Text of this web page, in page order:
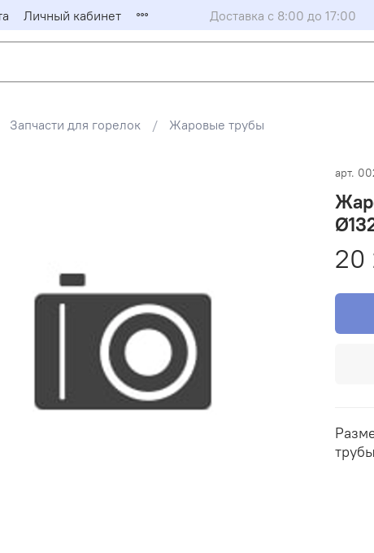
Личный кабинет Доставка с 8:00 до 17:00
Запчасти для горелок Жаровые трубы
арт.
20